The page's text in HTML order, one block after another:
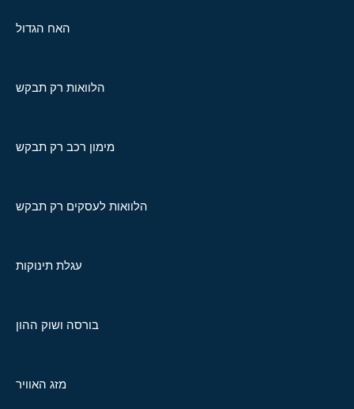
האח הגדול
הלוואות רק תבקש
מימון רכב רק תבקש
הלוואות לעסקים רק תבקש
עגלת תינוקות
בורסה ושוק ההון
מזג האוויר